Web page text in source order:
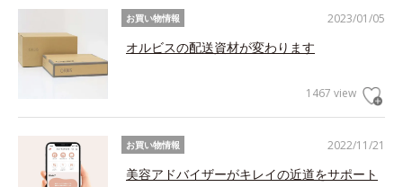
2023/01/05
お買い物情報
オルビスの配送資材が変わります
1467 view
2022/11/21
お買い物情報
美容アドバイザーがキレイの近道をサポート